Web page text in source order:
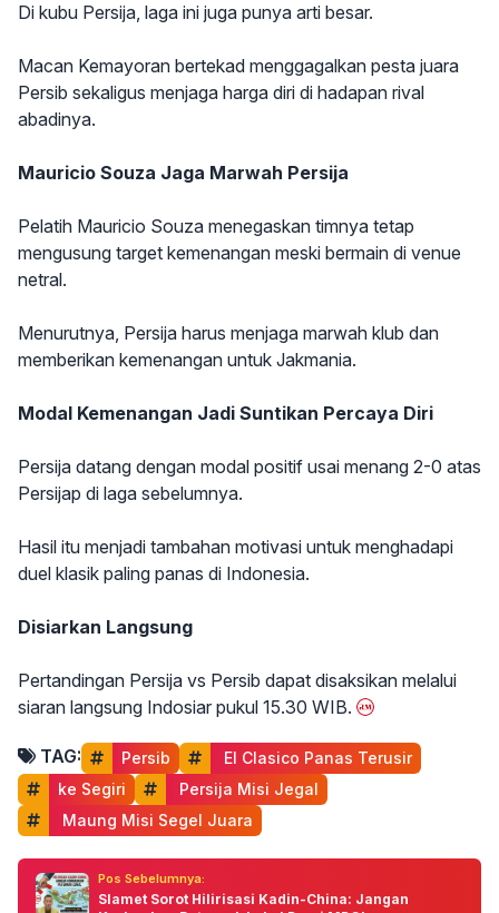
Di kubu Persija, laga ini juga punya arti besar.
Macan Kemayoran bertekad menggagalkan pesta juara
Persib sekaligus menjaga harga diri di hadapan rival
abadinya.
Mauricio Souza Jaga Marwah Persija
Pelatih Mauricio Souza menegaskan timnya tetap
mengusung target kemenangan meski bermain di venue
netral.
Menurutnya, Persija harus menjaga marwah klub dan
memberikan kemenangan untuk Jakmania.
Modal Kemenangan Jadi Suntikan Percaya Diri
Persija datang dengan modal positif usai menang 2-0 atas
Persijap di laga sebelumnya.
Hasil itu menjadi tambahan motivasi untuk menghadapi
duel klasik paling panas di Indonesia.
Disiarkan Langsung
Pertandingan Persija vs Persib dapat disaksikan melalui
siaran langsung Indosiar pukul 15.30 WIB.
TAG: Persib
El Clasico Panas Terusir
ke Segiri
Persija Misi Jegal
Maung Misi Segel Juara
Pos Sebelumnya:
Slamet Sorot Hilirisasi Kadin-China: Jangan